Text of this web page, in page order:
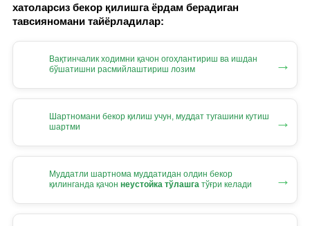
хатоларсиз бекор қилишга ёрдам берадиган
тавсияномани тайёрладилар:
Вақтинчалик ходимни қачон огоҳлантириш ва ишдан
бўшатишни расмийлаштириш лозим
→
Шартномани бекор қилиш учун, муддат тугашини кутиш
шартми
→
Муддатли шартнома муддатидан олдин бекор
қилинганда қачон неустойка тўлашга тўғри келади →